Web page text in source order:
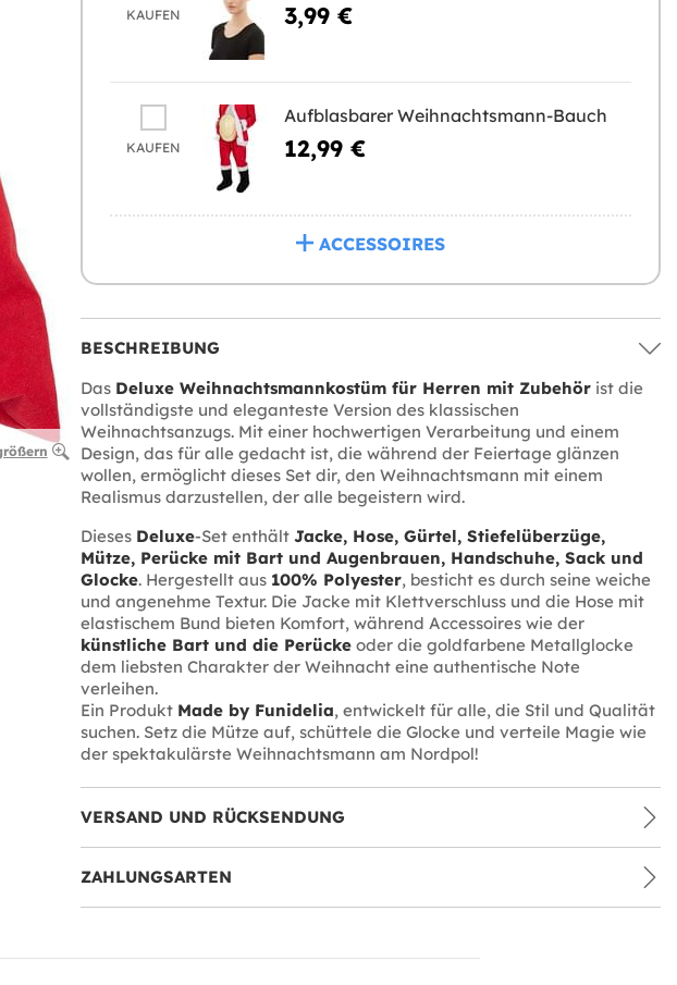
KAUFEN 3,99 €
KAUFEN
Aufblasbarer Weihnachtsmann-Bauch
12,99 €
ACCESSOIRES
BESCHREIBUNG
Das Deluxe Weihnachtsmannkostüm für Herren mit Zubehörist die
vollständigste und eleganteste Version des klassischen
Weihnachtsanzugs. Mit einer hochwertigen Verarbeitung und einem
Design, das für alle gedacht ist, die während der Feiertage glänzen
wollen, ermöglicht dieses Set dir, den Weihnachtsmann mit einem
Realismus darzustellen, der alle begeistern wird.
Dieses Deluxe-Set enthält Jacke, Hose, Gürtel, Stiefelüberzüge,
Mütze, Perücke mit Bart und Augenbrauen, Handschuhe, Sack und
Glocke. Hergestellt aus 100% Polyester, besticht es durch seine weiche
und angenehme Textur. Die Jacke mit Klettverschluss und die Hose mit
elastischem Bund bieten Komfort, während Accessoires wie der
künstliche Bart und die Perückeoder die goldfarbene Metallglocke
dem liebsten Charakter der Weihnacht eine authentische Note
verleihen.
Ein Produkt Made by Funidelia, entwickelt für alle, die Stil und Qualität
suchen. Setz die Mütze auf, schüttele die Glocke und verteile Magie wie
der spektakulärste Weihnachtsmann am Nordpol!
VERSAND UND RÜCKSENDUNG
ZAHLUNGSARTEN